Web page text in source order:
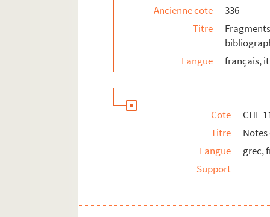
Ancienne cote
336
Titre
Langue
français,
Cote
CHE
Titre
Langue
grec,
Support